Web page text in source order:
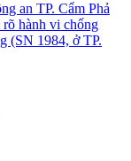
an TP. Cẩm Phả
hành vi chống
(SN 1984, ở TP.